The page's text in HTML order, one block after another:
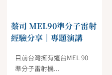
蔡司 MEL90準分子雷射
經驗分享｜專題演講
目前台灣擁有這台MEL 90
準分子雷射機...